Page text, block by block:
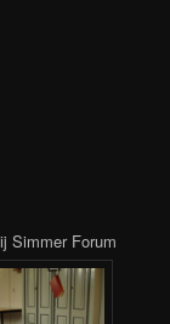
Simmer Forum